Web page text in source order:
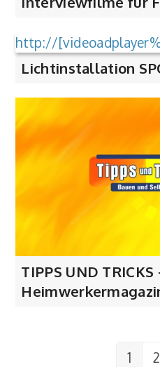
http://
Lichtinstallation
TIPPS UND
Seite
1 2